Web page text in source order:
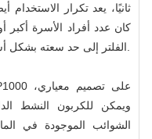
ثانيًا، يعد تكرار الاستخدام
كان عدد أفراد الأسرة أكبر
ويمكن للكربون النشط
الشوائب الموجودة في